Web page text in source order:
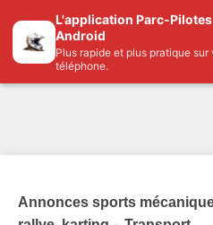
L'application Parc-
Android
Plus rapide et plus pratique sur
téléphone.
Parc-pilotes.com
Annonces sports